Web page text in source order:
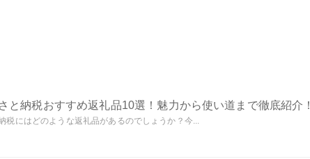
と納税おすすめ返礼品10選！魅力から使い道まで徹底紹介！
税にはどのような返礼品があるのでしょうか？今...